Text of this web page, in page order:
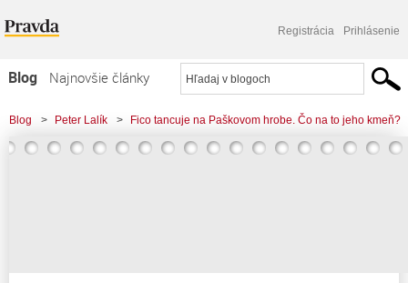
Registrácia Prihlásenie
Blog
Najnovšie články
Najčítanejšie články
Najkomentovanejšie články
Blog > Peter Lalík > Fico tancuje na Paškovom hrobe. Čo na to jeho kmeň?